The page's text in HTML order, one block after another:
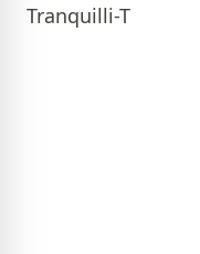
Tranquilli-T